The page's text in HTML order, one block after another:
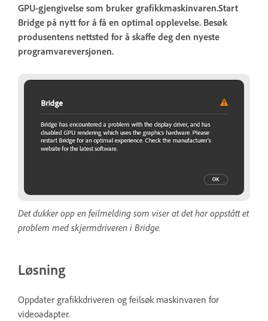
GPU-gjengivelse som bruker grafikkmaskinvaren.Start
Bridge på nytt for å få en optimal opplevelse. Besøk
produsentens nettsted for å skaffe deg den nyeste
programvareversjonen.
Det dukker opp en feilmelding som viser at det har oppstått et
problem med skjermdriveren i Bridge.
Løsning
Oppdater grafikkdriveren og feilsøk maskinvaren for
videoadapter.